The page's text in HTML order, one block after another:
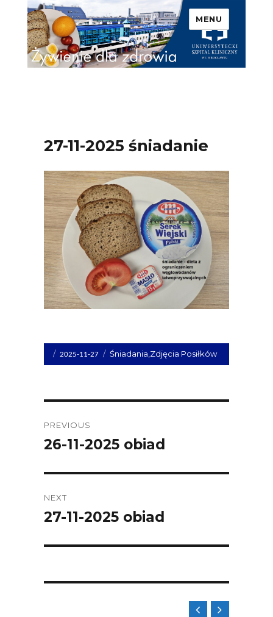
Uniwersytecki Szpital
Kliniczny we Wrocławiu –
Żywienie dla zdrowia
MENU
27-11-2025 śniadanie
Opublikowano
dnia
2025-11-27 Kategorie
Śniadania Zdjęcia Posiłków
navigation
PREVIOUS
Previous
26-11-2025 obiad
NEXT
Next
27-11-2025 obiad
 